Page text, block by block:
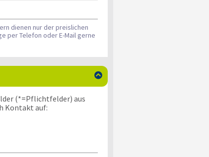
dienen nur der preislichen
per Telefon oder E-Mail gerne

(*=Pflichtfelder) aus
Kontakt auf: